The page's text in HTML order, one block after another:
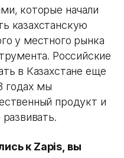
которые начали
казахстанскую
у местного рынка
Российские
в Казахстане еще
годах мы
продукт и
к Zapis, вы